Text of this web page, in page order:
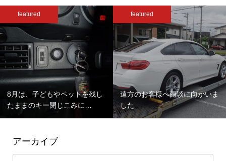
featured
8月は、子どもやペットを残し
たままのキー閉じこみに…
featured
遠方のお客様へ商談に向かいま
した
アーカイブ